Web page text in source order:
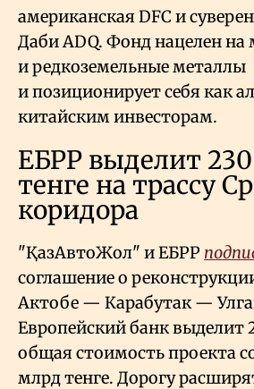
американская DFC и
Даби ADQ. Фонд нацелен на
и редкоземельные металлы
и позиционирует себя как
китайским инвесторам.
ЕБРР выделит
тенге на трассу
коридора
"ҚазАвтоЖол" и ЕБРР
соглашение о
Актобе — Карабутак —
Европейский банк выделит
общая стоимость проекта
млрд тенге. Дорогу